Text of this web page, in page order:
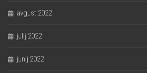
avgust 2022
julij 2022
junij 2022